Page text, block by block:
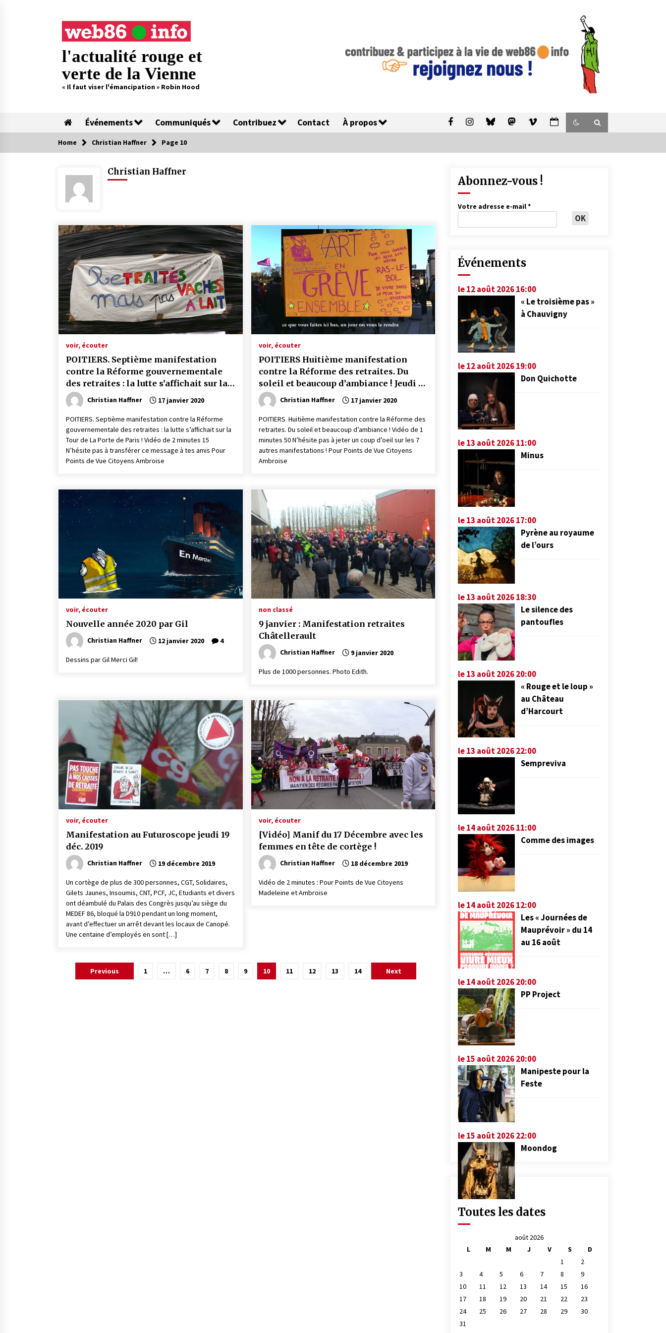
l'actualité rouge et
verte de la Vienne
« Il faut viser l'émancipation » Robin Hood
Événements Communiqués Contribuez Contact À propos
Home Christian Haffner Page 10
Christian Haffner
voir, écouter
POITIERS. Septième manifestation
contre la Réforme gouvernementale
des retraites : la lutte s’affichait sur la
Tour de La Porte de Paris ! Mercredi 15
janvier 2020
Christian Haffner 17 janvier 2020
POITIERS. Septième manifestation contre la Réforme
gouvernementale des retraites : la lutte s’affichait sur la
Tour de La Porte de Paris ! Vidéo de 2 minutes 15
N’hésite pas à transférer ce message à tes amis Pour
Points de Vue Citoyens Ambroise
voir, écouter
POITIERS Huitième manifestation
contre la Réforme des retraites. Du
soleil et beaucoup d’ambiance ! Jeudi 16
janvier 2020
Christian Haffner 17 janvier 2020
POITIERS Huitième manifestation contre la Réforme des
retraites. Du soleil et beaucoup d’ambiance ! Vidéo de 1
minutes 50 N’hésite pas à jeter un coup d’oeil sur les 7
autres manifestations ! Pour Points de Vue Citoyens
Ambroise
voir, écouter
Nouvelle année 2020 par Gil
Christian Haffner 12 janvier 2020 4
Dessins par Gil Merci Gil!
non classé
9 janvier : Manifestation retraites
Châtellerault
Christian Haffner 9 janvier 2020
Plus de 1000 personnes. Photo Edith.
voir, écouter
Manifestation au Futuroscope jeudi 19
déc. 2019
Christian Haffner 19 décembre 2019
Un cortège de plus de 300 personnes, CGT, Solidaires,
Gilets Jaunes, Insoumis, CNT, PCF, JC, Etudiants et divers
ont déambulé du Palais des Congrès jusqu’au siège du
MEDEF 86, bloqué la D910 pendant un long moment,
avant d’effectuer un arrêt devant les locaux de Canopé.
Une centaine d’employés en sont […]
voir, écouter
[Vidéo] Manif du 17 Décembre avec les
femmes en tête de cortège !
Christian Haffner 18 décembre 2019
Vidéo de 2 minutes : Pour Points de Vue Citoyens
Madeleine et Ambroise
Pagination
Previous 1 … 6 7 8 9 10 11 12 13 14 Next
Abonnez-vous !
Votre adresse e-mail*
Événements
le 12 août 2026 16:00
« Le troisième pas »
à Chauvigny
le 12 août 2026 19:00
Don Quichotte
le 13 août 2026 11:00
Minus
le 13 août 2026 17:00
Pyrène au royaume
de l’ours
le 13 août 2026 18:30
Le silence des
pantoufles
le 13 août 2026 20:00
« Rouge et le loup »
au Château
d’Harcourt
le 13 août 2026 22:00
Sempreviva
le 14 août 2026 11:00
Comme des images
le 14 août 2026 12:00
Les « Journées de
Mauprévoir » du 14
au 16 août
le 14 août 2026 20:00
PP Project
le 15 août 2026 20:00
Manipeste pour la
Feste
le 15 août 2026 22:00
Moondog
Toutes les dates
août 2026
L
M M J V S
D
1
2
3
4 5 6 7 8
9
10
11 12 13 14 15
16
17
18 19 20 21 22
23
24
25 26 27 28 29
30
31